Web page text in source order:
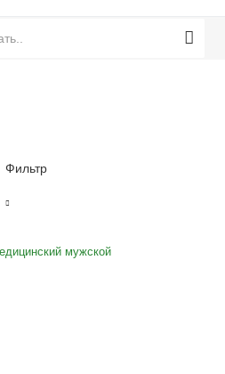
Фильтр